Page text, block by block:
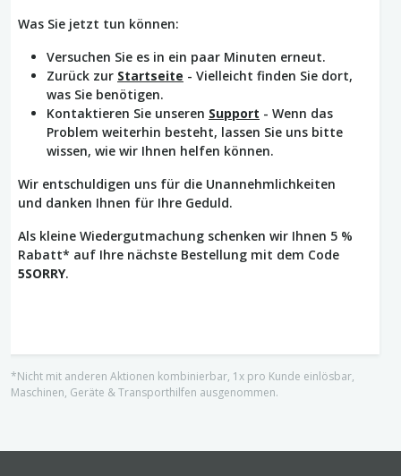
Was Sie jetzt tun können:
Versuchen Sie es in ein paar Minuten erneut.
Zurück zur Startseite - Vielleicht finden Sie dort,
was Sie benötigen.
Kontaktieren Sie unseren Support - Wenn das
Problem weiterhin besteht, lassen Sie uns bitte
wissen, wie wir Ihnen helfen können.
Wir entschuldigen uns für die Unannehmlichkeiten
und danken Ihnen für Ihre Geduld.
Als kleine Wiedergutmachung schenken wir Ihnen 5 %
Rabatt* auf Ihre nächste Bestellung mit dem Code
5SORRY.
*Nicht mit anderen Aktionen kombinierbar, 1x pro Kunde einlösbar,
Maschinen, Geräte & Transporthilfen ausgenommen.